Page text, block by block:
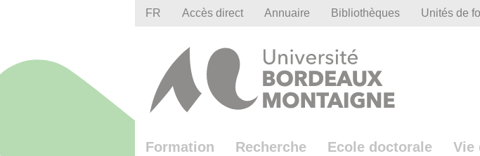
FR Accès direct Annuaire Bibliothèques Unités de
Formation Recherche Ecole doctorale Vie